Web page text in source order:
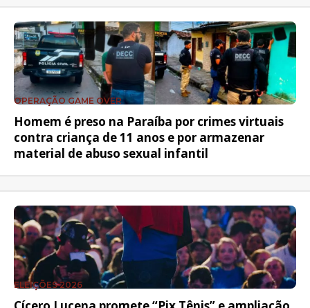
OPERAÇÃO GAME OVER
Homem é preso na Paraíba por crimes virtuais
contra criança de 11 anos e por armazenar
material de abuso sexual infantil
ELEIÇÕES 2026